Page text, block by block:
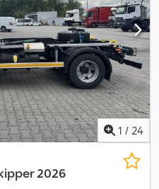
1 / 24
2026